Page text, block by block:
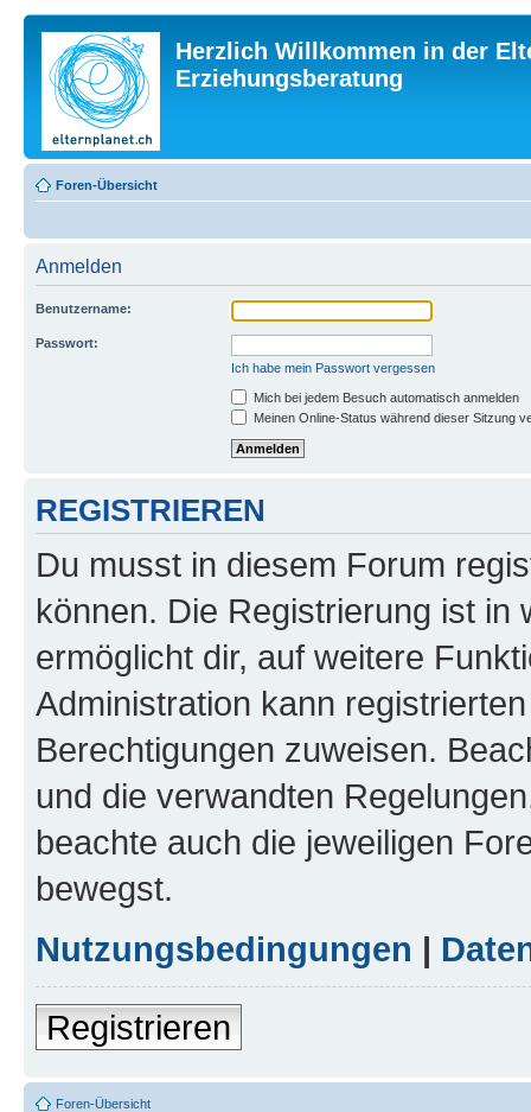
Herzlich Willkommen in der
Erziehungsberatung
Foren-Übersicht
Anmelden
Benutzername:
Passwort:
Ich habe mein Passwort vergessen
Mich bei jedem Besuch automatisch anmelden
Meinen Online-Status während dieser Sitzung
REGISTRIEREN
Du musst in diesem Forum
können. Die Registrierung ist in
ermöglicht dir, auf weitere
Administration kann
Berechtigungen zuweisen.
und die verwandten
beachte auch die jeweiligen
bewegst.
Nutzungsbedingungen |
Registrieren
Foren-Übersicht